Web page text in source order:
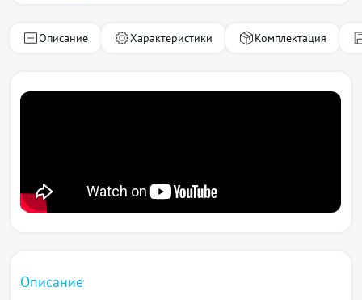
Описание Характеристики Комплектация
Описание